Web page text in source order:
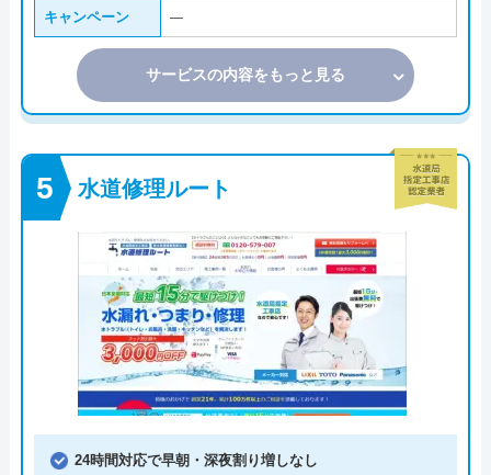
キャンペーン ―
サービスの内容をもっと見る
水道修理ルート
24時間対応で早朝・深夜割り増しなし